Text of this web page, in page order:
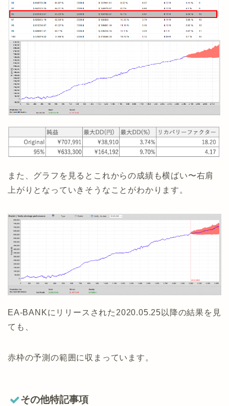
また、グラフを見るとこれからの成績も横ばい〜右肩
上がりとなっていきそうなことがわかります。
EA-BANKにリリースされた2020.05.25以降の結果を見
ても、
赤枠の予測の範囲に収まっています。
その他特記事項